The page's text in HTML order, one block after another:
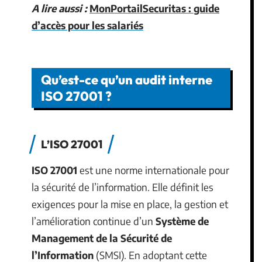
A lire aussi : MonPortailSecuritas : guide
d’accès pour les salariés
Qu’est-ce qu’un audit interne
ISO 27001 ?
L’ISO 27001
ISO 27001 est une norme internationale pour
la sécurité de l’information. Elle définit les
exigences pour la mise en place, la gestion et
l’amélioration continue d’un Système de
Management de la Sécurité de
l’Information (SMSI). En adoptant cette